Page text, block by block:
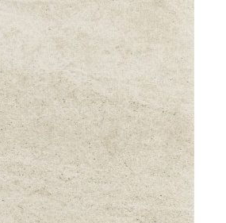
кв. м.
шт.10
Камень